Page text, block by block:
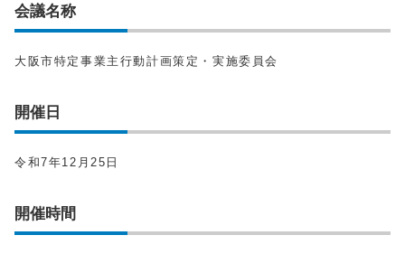
会議名称
大阪市特定事業主行動計画策定・実施委員会
開催日
令和7年12月25日
開催時間